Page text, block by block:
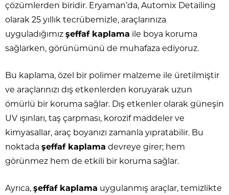
çözümlerden biridir. Eryaman’da, Automix Detailing
olarak 25 yıllık tecrübemizle, araçlarınıza
uyguladığımız şeffaf kaplama ile boya koruma
sağlarken, görünümünü de muhafaza ediyoruz.
Bu kaplama, özel bir polimer malzeme ile üretilmiştir
ve araçlarınızı dış etkenlerden koruyarak uzun
ömürlü bir koruma sağlar. Dış etkenler olarak güneşin
UV ışınları, taş çarpması, korozif maddeler ve
kimyasallar, araç boyanızı zamanla yıpratabilir. Bu
noktada şeffaf kaplama devreye girer; hem
görünmez hem de etkili bir koruma sağlar.
Ayrıca, şeffaf kaplama uygulanmış araçlar, temizlikte